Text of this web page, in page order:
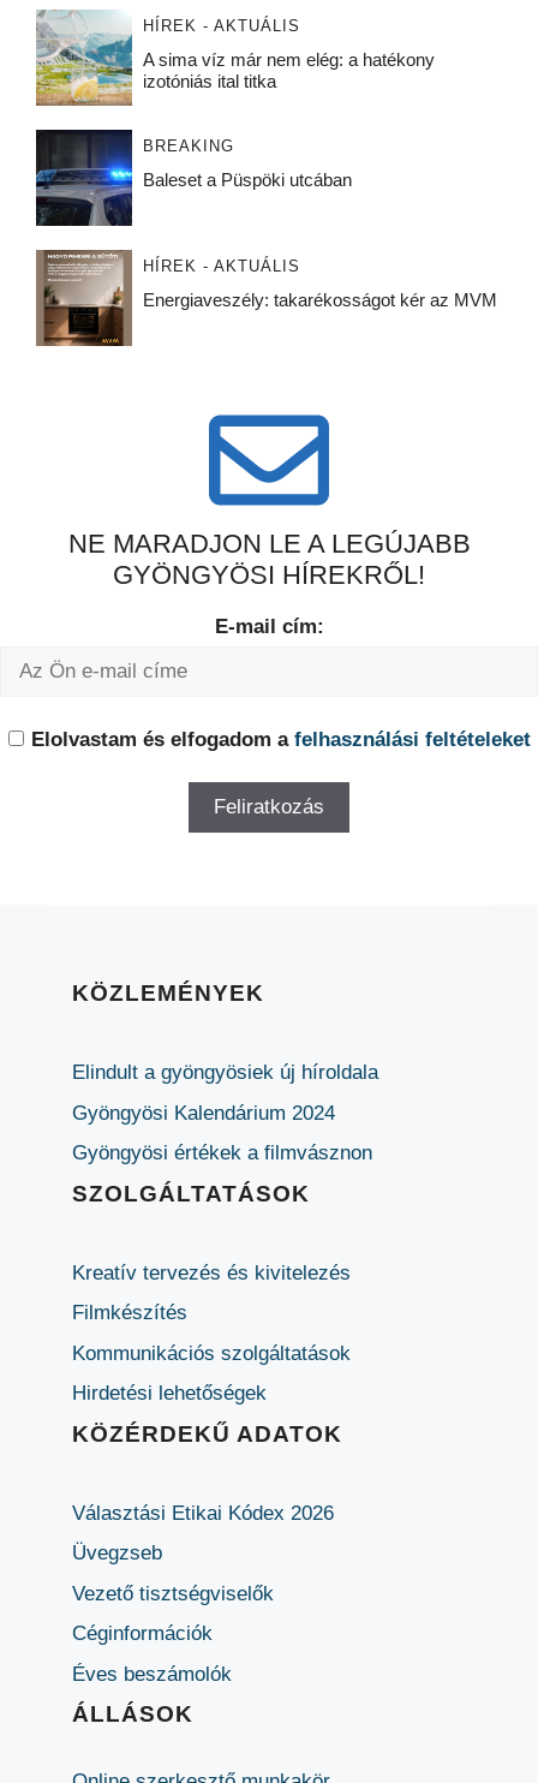
HÍREK - AKTUÁLIS
A sima víz már nem elég: a hatékony
izotóniás ital titka
BREAKING
Baleset a Püspöki utcában
HÍREK - AKTUÁLIS
Energiaveszély: takarékosságot kér az MVM
NE MARADJON LE A LEGÚJABB
GYÖNGYÖSI HÍREKRŐL!
E-mail cím:
Elolvastam és elfogadom a felhasználási feltételeket
KÖZLEMÉNYEK
Elindult a gyöngyösiek új híroldala
Gyöngyösi Kalendárium 2024
Gyöngyösi értékek a filmvásznon
SZOLGÁLTATÁSOK
Kreatív tervezés és kivitelezés
Filmkészítés
Kommunikációs szolgáltatások
Hirdetési lehetőségek
KÖZÉRDEKŰ ADATOK
Választási Etikai Kódex 2026
Üvegzseb
Vezető tisztségviselők
Céginformációk
Éves beszámolók
ÁLLÁSOK